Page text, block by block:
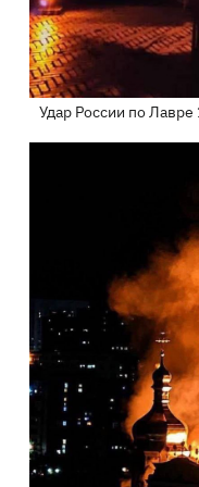
Удар России по